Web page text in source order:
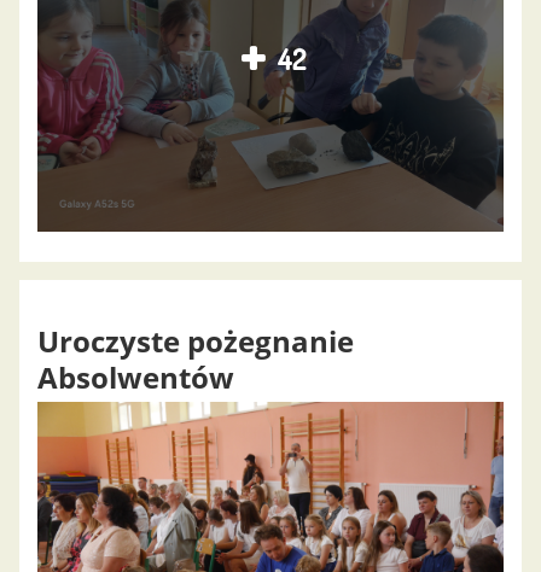
42
Uroczyste pożegnanie
Absolwentów